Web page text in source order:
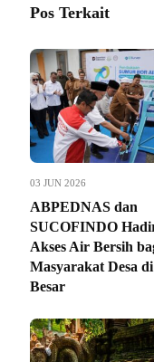
Pos Terkait
03 JUN 2026
ABPEDNAS dan
SUCOFINDO
Akses Air Bersih
Masyarakat Desa
Besar